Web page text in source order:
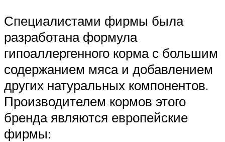
Специалистами фирмы была
разработана формула
гипоаллергенного корма с большим
содержанием мяса и добавлением
других натуральных компонентов.
Производителем кормов этого
бренда являются европейские
фирмы: